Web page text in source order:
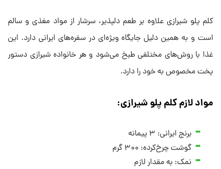
کلم پلو شیرازی علاوه بر طعم دلپذیر، سرشار از مواد مغذی و سالم
است و به همین دلیل جایگاه ویژه‌ای در سفره‌های ایرانی دارد. این
غذا با روش‌های مختلفی طبخ می‌شود و هر خانواده شیرازی دستور
پخت مخصوص به خود را دارد.
مواد لازم کلم پلو شیرازی:
برنج ایرانی: ۳ پیمانه
گوشت چرخ‌کرده: ۳۰۰ گرم
نمک: به مقدار لازم